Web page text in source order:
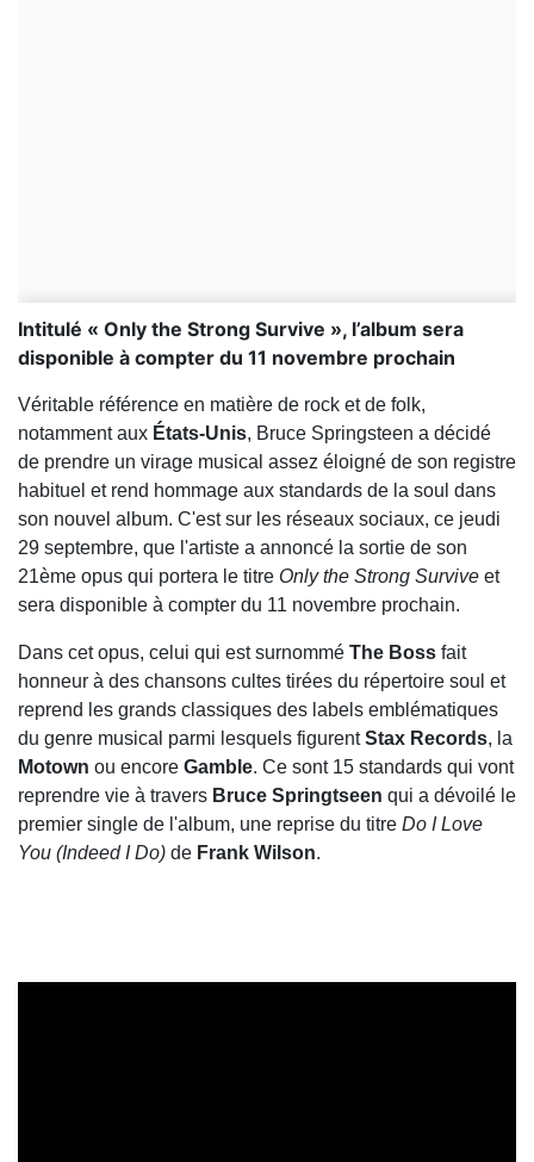
Intitulé « Only the Strong Survive », l’album sera
disponible à compter du 11 novembre prochain
Véritable référence en matière de rock et de folk,
notamment aux États-Unis, Bruce Springsteen a décidé
de prendre un virage musical assez éloigné de son registre
habituel et rend hommage aux standards de la soul dans
son nouvel album. C'est sur les réseaux sociaux, ce jeudi
29 septembre, que l'artiste a annoncé la sortie de son
21ème opus qui portera le titre Only the Strong Survive et
sera disponible à compter du 11 novembre prochain.
Dans cet opus, celui qui est surnommé The Boss fait
honneur à des chansons cultes tirées du répertoire soul et
reprend les grands classiques des labels emblématiques
du genre musical parmi lesquels figurentStax Records, la
Motown ou encore Gamble. Ce sont 15 standards qui vont
reprendre vie à travers Bruce Springtseen qui a dévoilé le
premier single de l'album, une reprise du titre Do I Love
You (Indeed I Do) de Frank Wilson.